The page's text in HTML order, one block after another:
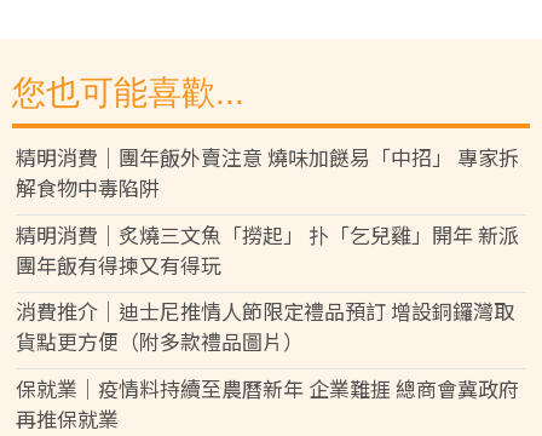
您也可能喜歡...
精明消費｜團年飯外賣注意 燒味加餸易「中招」 專家拆
解食物中毒陷阱
精明消費｜炙燒三文魚「撈起」 扑「乞兒雞」開年 新派
團年飯有得揀又有得玩
消費推介｜迪士尼推情人節限定禮品預訂 增設銅鑼灣取
貨點更方便（附多款禮品圖片）
保就業｜疫情料持續至農曆新年 企業難捱 總商會冀政府
再推保就業